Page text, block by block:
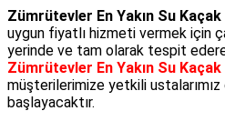
Zümrütevler En Yakın Su
uygun fiyatlı hizmeti vermek için
yerinde ve tam olarak tespit
Zümrütevler En Yakın Su
müşterilerimize yetkili
başlayacaktır.